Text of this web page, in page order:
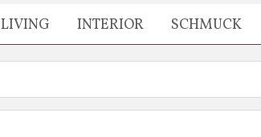
LIVING INTERIOR SCHMUCK